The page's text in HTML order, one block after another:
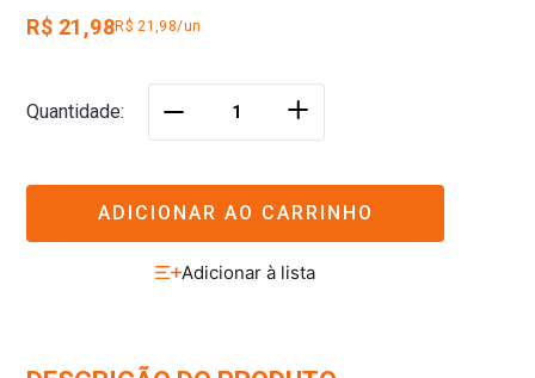
R$ 21,98R$ 21,98/un
Quantidade ＋
ADICIONAR AO CARRINHO